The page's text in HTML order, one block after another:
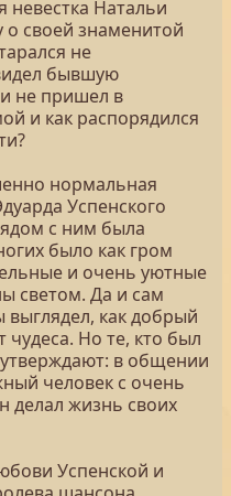
невестка Натальи
своей знаменитой
не
бывшую
не пришел в
и как распорядился
нормальная
Успенского
с ним была
было как гром
и очень уютные
светом. Да и сам
выглядел, как добрый
Но те, кто был
в общении
человек с очень
делал жизнь своих
Успенской и